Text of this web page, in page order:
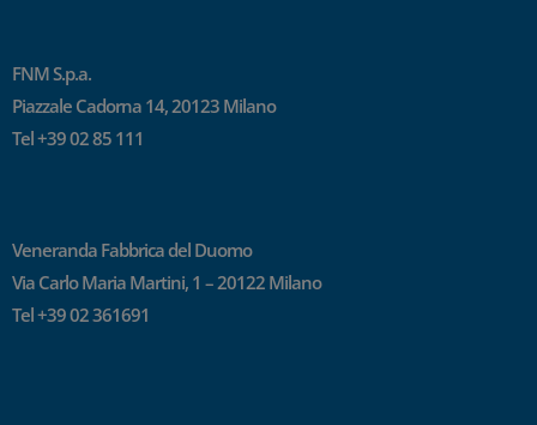
FNM S.p.a.
Piazzale Cadorna 14, 20123 Milano
Tel +39 02 85 111
Veneranda Fabbrica del Duomo
Via Carlo Maria Martini, 1 – 20122 Milano
Tel +39 02 361691